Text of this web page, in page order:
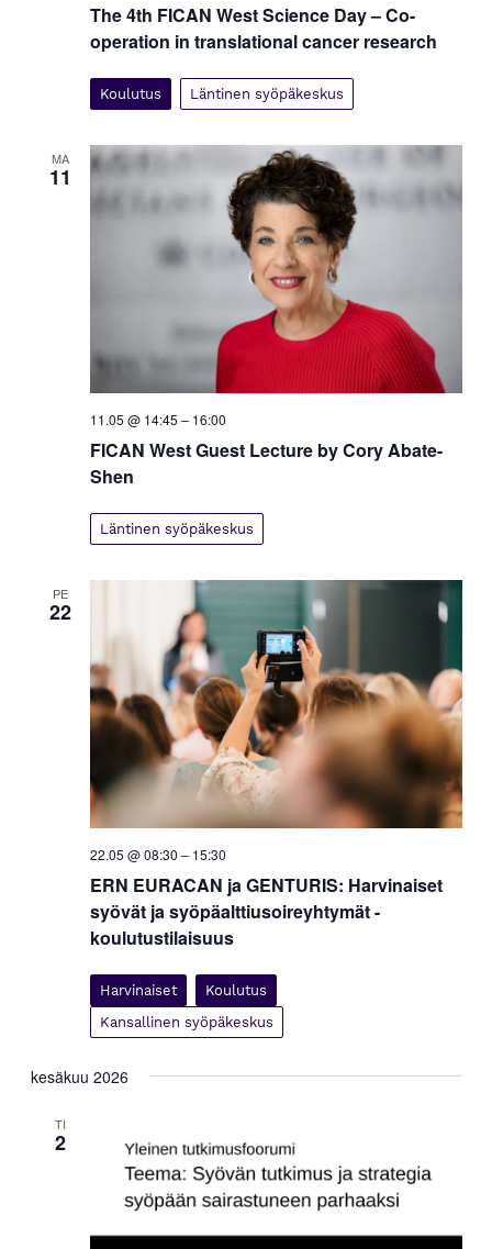
The 4th FICAN West Science Day – Co-
operation in translational cancer research
Koulutus Läntinen syöpäkeskus
MA
11
11.05 @ 14:45 – 16:00
FICAN West Guest Lecture by Cory Abate-
Shen
Läntinen syöpäkeskus
PE
22
22.05 @ 08:30 – 15:30
ERN EURACAN ja GENTURIS: Harvinaiset
syövät ja syöpäalttiusoireyhtymät -
koulutustilaisuus
Harvinaiset
Koulutus
Kansallinen syöpäkeskus
kesäkuu 2026
TI
2